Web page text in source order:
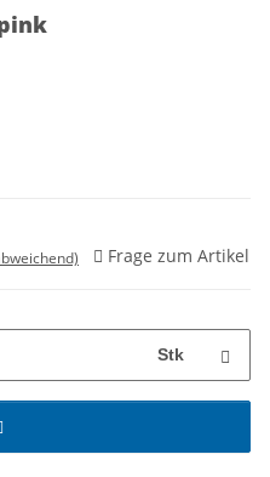
Frage zum Artikel
Stk